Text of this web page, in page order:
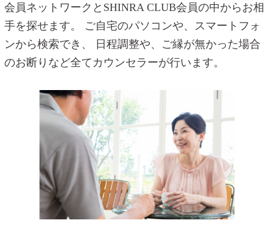
会員ネットワークとSHINRA CLUB会員の中からお相
手を探せます。
ご自宅のパソコンや、スマートフォ
ンから検索でき、
日程調整や、ご縁が無かった場合
のお断りなど全てカウンセラーが行います。